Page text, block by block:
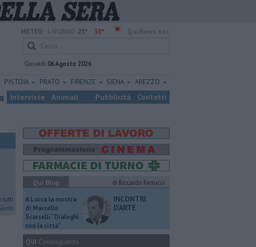
METEO: 25° 35°
Giovedì 06 Agosto 2026
PISTOIA PRATO FIRENZE SIENA AREZZO
Interviste Animali Pubblicità Contatti
tutti
Qui Blog
di Riccardo Ferrucci
A Lucca la mostra
di Marcello
Scarselli “Dialoghi
con la città"
INCONTRI
D'ARTE
QUI Condoglianze